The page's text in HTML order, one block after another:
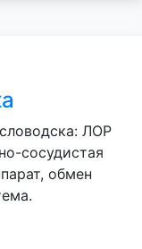
ЛОР
сосудистая
обмен